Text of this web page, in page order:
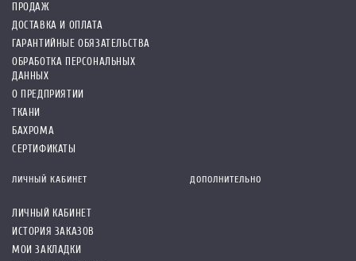
ПРОДАЖ
ДОСТАВКА И ОПЛАТА
ГАРАНТИЙНЫЕ ОБЯЗАТЕЛЬСТВА
ОБРАБОТКА ПЕРСОНАЛЬНЫХ
ДАННЫХ
О ПРЕДПРИЯТИИ
ТКАНИ
БАХРОМА
СЕРТИФИКАТЫ
ЛИЧНЫЙ КАБИНЕТ
ЛИЧНЫЙ КАБИНЕТ
ИСТОРИЯ ЗАКАЗОВ
МОИ ЗАКЛАДКИ
ДОПОЛНИТЕЛЬНО